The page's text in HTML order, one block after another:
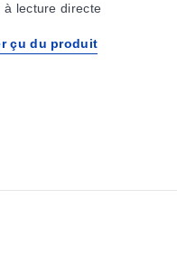
à lecture directe
çu du produit